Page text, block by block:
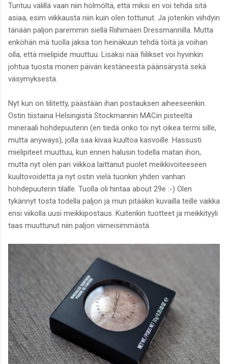
Tuntuu välillä vaan niin hölmöltä, että miksi en voi tehdä sitä
asiaa, esim viikkausta niin kuin olen tottunut. Ja jotenkin viihdyin
tänään paljon paremmin siellä Riihimäen Dressmannilla. Mutta
enköhän mä tuolla jaksa ton heinäkuun tehdä töitä ja voihan
olla, että mielipide muuttuu. Lisäksi nää fiilikset voi hyvinkin
johtua tuosta monen päivän kestäneestä päänsärystä sekä
väsymyksestä.
Nyt kun on tilitetty, päästään ihan postauksen aiheeseenkin.
Ostin tiistaina Helsingistä Stockmannin MACin pisteeltä
mineraali hohdepuuterin (en tiedä onko toi nyt oikea termi sille,
mutta anyways), jolla saa kivaa kuultoa kasvoille. Hassusti
mielipiteet muuttuu, kun ennen halusin todella matan ihon,
mutta nyt olen pari viikkoa laittanut puolet meikkivoiteeseen
kuultovoidetta ja nyt ostin vielä tuonkin yhden vanhan
hohdepuuterin tilalle. Tuolla oli hintaa about 29e :-) Olen
tykännyt tosta todella paljon ja mun pitääkin kuvailla teille vaikka
ensi viikolla uusi meikkipostaus. Kuitenkin tuotteet ja meikkityyli
taas muuttunut niin paljon viimeisimmästä.